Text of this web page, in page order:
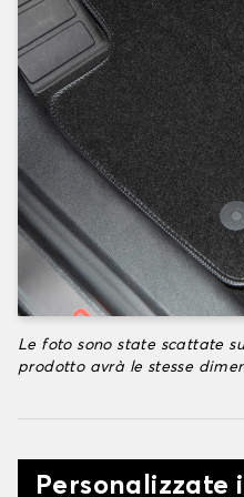
Le foto sono state scattate
prodotto avrà le stesse
Personalizzate